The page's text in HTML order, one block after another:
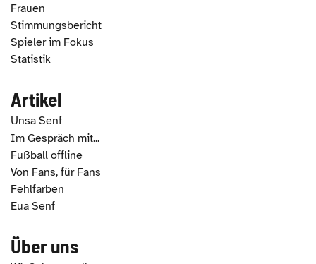
Frauen
Stimmungsbericht
Spieler im Fokus
Statistik
Artikel
Unsa Senf
Im Gespräch mit...
Fußball offline
Von Fans, für Fans
Fehlfarben
Eua Senf
Über uns